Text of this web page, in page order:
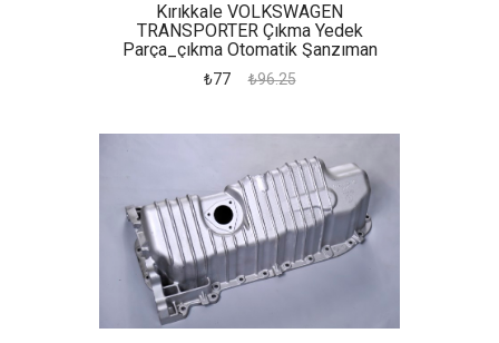
Kırıkkale VOLKSWAGEN
TRANSPORTER Çıkma Yedek
Parça_çıkma Otomatik Şanzıman
₺77 ₺96.25